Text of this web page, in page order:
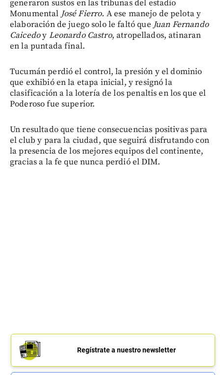
generaron sustos en las tribunas del estadio
Monumental José Fierro. A ese manejo de pelota y
elaboración de juego solo le faltó que Juan Fernando
Caicedoy Leonardo Castro, atropellados, atinaran
en la puntada final.
Tucumán perdió el control, la presión y el dominio
que exhibió en la etapa inicial, y resignó la
clasificación a la lotería de los penaltis en los que el
Poderoso fue superior.
Un resultado que tiene consecuencias positivas para
el club y para la ciudad, que seguirá disfrutando con
la presencia de los mejores equipos del continente,
gracias a la fe que nunca perdió el DIM.
Regístrate a nuestro newsletter